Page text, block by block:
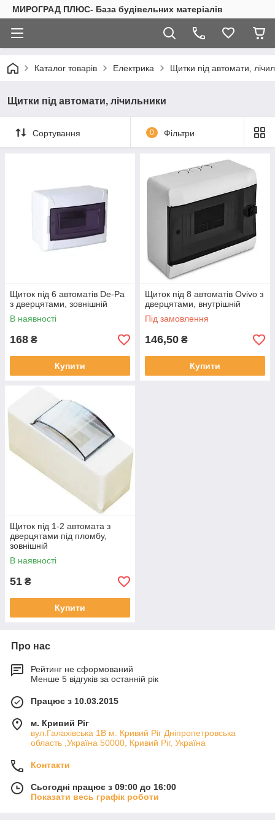
МИРОГРАД ПЛЮС- База будівельних матеріалів
Каталог товарів Електрика Щитки під автомати,
Щитки під автомати, лічильники
Сортування 0 Фільтри
Щиток під 6 автоматів De-Pa
з дверцятами, зовнішній
В наявності
168 ₴
Купити
Щиток під 8 автоматів Ovivo з
дверцятами, внутрішній
Під замовлення
146,50 ₴
Купити
Щиток під 1-2 автомата з
дверцятами під пломбу,
зовнішній
В наявності
51 ₴
Купити
Про нас
Рейтинг не сформований
Менше 5 відгуків за останній рік
Працює з 10.03.2015
м. Кривий Ріг
вул.Галахівська 1В м. Кривий Ріг Дніпропетровська
область ,Україна 50000, Кривий Ріг, Україна
Контакти
Сьогодні працює з 09:00 до 16:00
Показати весь графік роботи